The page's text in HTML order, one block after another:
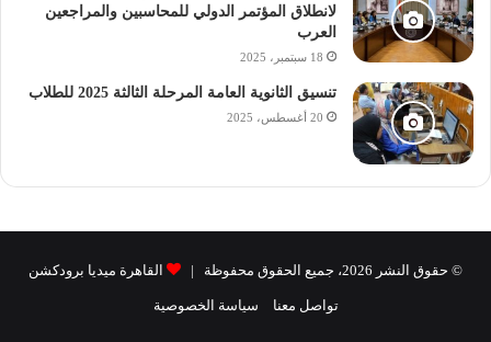
– التأكد من ملء جميع الحقول المطلوبة ومراجعتها قبل
الإرسال.
لانطلاق المؤتمر الدولي للمحاسبين والمراجعين
العرب
18 سبتمبر، 2025
تنسيق الثانوية العامة المرحلة الثالثة 2025 للطلاب
20 أغسطس، 2025
© حقوق النشر 2026، جميع الحقوق محفوظة | القاهرة ميديا برودكشن
تواصل معنا سياسة الخصوصية